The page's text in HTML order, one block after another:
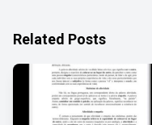
Related Posts